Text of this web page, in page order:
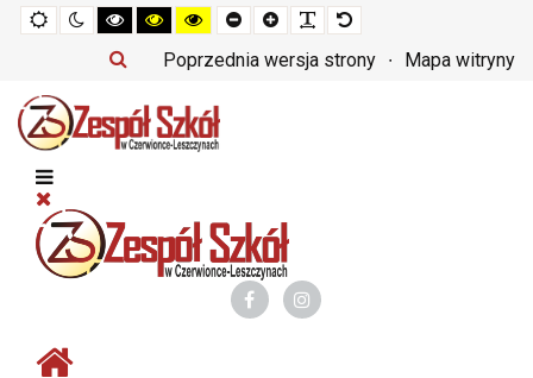
Tryb
domyślny
Tryb
nocny
Tryb
czarno-
biały
o
kontraście
Tryb
czarno-
żółty
o
kontraście
Tryb
żółto-
czarny
o
kontraście
Set
smaller
font
Set
larger
font
Make
font
more
readable
Set
default
font
Poprzednia wersja strony Mapa witryny